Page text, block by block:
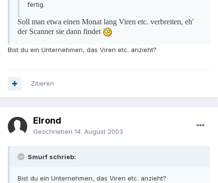
fertig.
Soll man etwa einen Monat lang Viren etc. verbreiten, eh'
der Scanner sie dann findet
Bist du ein Unternehmen, das Viren etc. anzieht?
Zitieren
Elrond
Geschrieben 14. August 2003
Smurf schrieb:
Bist du ein Unternehmen, das Viren etc. anzieht?